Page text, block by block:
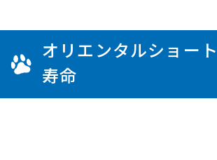
オリエンタルショー
寿命